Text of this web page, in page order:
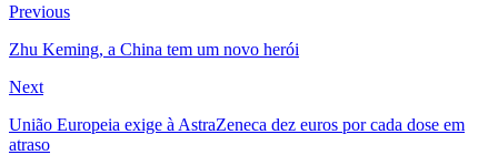
Previous
Zhu Keming, a China tem um novo herói
Next
União Europeia exige à AstraZeneca dez euros por cada dose em
atraso